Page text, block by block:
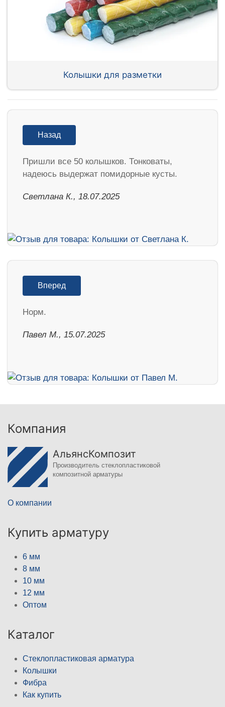
Колышки для разметки
Назад
Пришли все 50 колышков. Тонковаты,
надеюсь выдержат помидорные кусты.
Светлана К., 18.07.2025
Вперед
Норм.
Павел М., 15.07.2025
Компания
АльянсКомпозит
Производитель стеклопластиковой
композитной арматуры
О компании
Купить арматуру
6 мм
8 мм
10 мм
12 мм
Оптом
Каталог
Стеклопластиковая арматура
Колышки
Фибра
Как купить